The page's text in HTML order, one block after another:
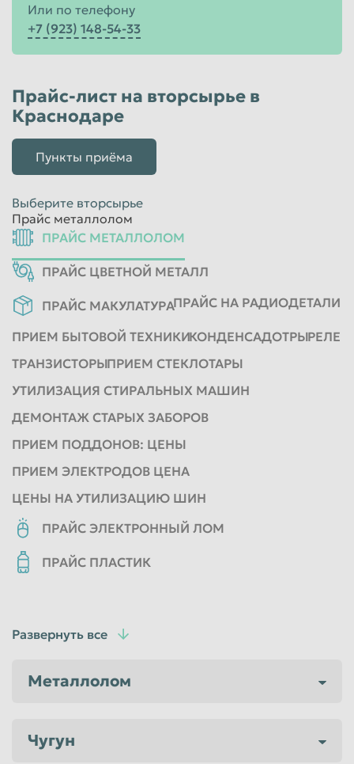
Или по телефону
+7 (923) 148-54-33
Прайс-лист на вторсырье в
Краснодаре
Пункты приёма
Выберите вторсырье
Прайс металлолом
ПРАЙС МЕТАЛЛОЛОМ
ПРАЙС ЦВЕТНОЙ МЕТАЛЛ
ПРАЙС МАКУЛАТУРАПРАЙС НА РАДИОДЕТАЛИ
ПРИЕМ БЫТОВОЙ ТЕХНИКИКОНДЕНСАДОТРЫРЕЛЕ
ТРАНЗИСТОРЫПРИЕМ СТЕКЛОТАРЫ
УТИЛИЗАЦИЯ СТИРАЛЬНЫХ МАШИН
ДЕМОНТАЖ СТАРЫХ ЗАБОРОВ
ПРИЕМ ПОДДОНОВ: ЦЕНЫ
ПРИЕМ ЭЛЕКТРОДОВ ЦЕНА
ЦЕНЫ НА УТИЛИЗАЦИЮ ШИН
ПРАЙС ЭЛЕКТРОННЫЙ ЛОМ
ПРАЙС ПЛАСТИК
Развернуть все
Металлолом
Чугун